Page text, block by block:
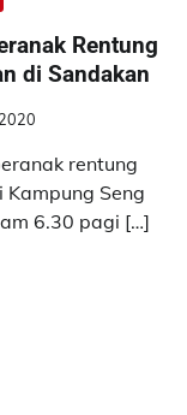
Rentung
di Sandakan
rentung
Seng
6.30 pagi […]